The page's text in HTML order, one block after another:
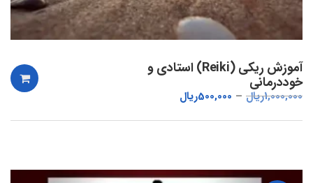
آموزش ریکی (Reiki) استادی و
خوددرمانی
1,000,000ریال 500,000ریال